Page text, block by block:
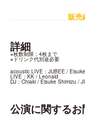
販売
詳細
※枚数制限：4枚まで
※ドリンク代別途必要
acoustic LIVE：JUBEE /
LIVE：KK / Leonald
DJ：Chiaki / Eisuke Shimizu /
公演に関する